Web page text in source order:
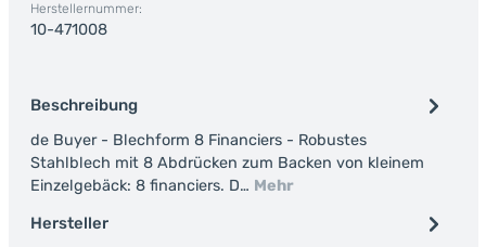
Herstellernummer:
10-471008
Beschreibung
de Buyer - Blechform 8 Financiers - Robustes
Stahlblech mit 8 Abdrücken zum Backen von kleinem
Einzelgebäck: 8 financiers. D… Mehr
Hersteller